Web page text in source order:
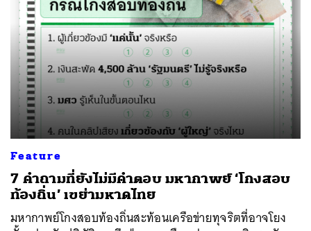
Feature
7 คำถามที่ยังไม่มีคำตอบ มหากาพย์ ‘โกงสอบ
ท้องถิ่น’ เขย่ามหาดไทย
มหากาพย์โกงสอบท้องถิ่นสะท้อนเครือข่ายทุจริตที่อาจโยง